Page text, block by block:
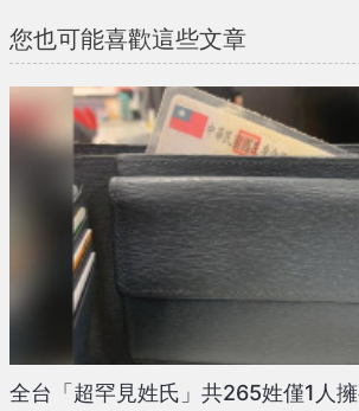
您也可能喜歡這些文章
全台「超罕見姓氏」共265姓僅1人擁